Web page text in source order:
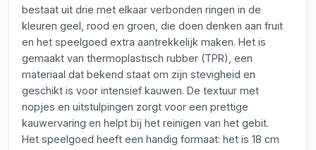
bestaat uit drie met elkaar verbonden ringen in de
kleuren geel, rood en groen, die doen denken aan fruit
en het speelgoed extra aantrekkelijk maken. Het is
gemaakt van thermoplastisch rubber (TPR), een
materiaal dat bekend staat om zijn stevigheid en
geschikt is voor intensief kauwen. De textuur met
nopjes en uitstulpingen zorgt voor een prettige
kauwervaring en helpt bij het reinigen van het gebit.
Het speelgoed heeft een handig formaat: het is 18 cm